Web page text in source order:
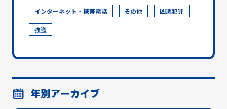
インターネット・携帯電話 その他 凶悪犯罪
強盗
年別アーカイブ